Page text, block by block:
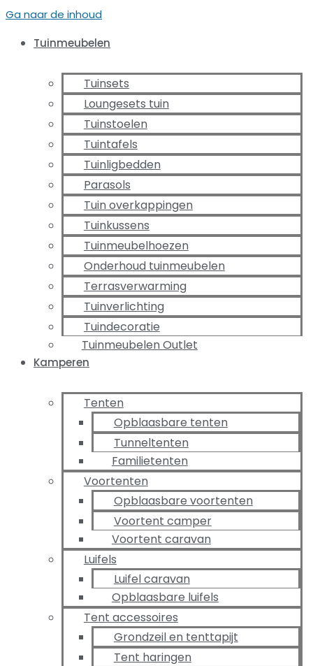
Ga naar de inhoud
Tuinmeubelen
Tuinsets
Loungesets tuin
Tuinstoelen
Tuintafels
Tuinligbedden
Parasols
Tuin overkappingen
Tuinkussens
Tuinmeubelhoezen
Onderhoud tuinmeubelen
Terrasverwarming
Tuinverlichting
Tuindecoratie
Tuinmeubelen Outlet
Kamperen
Tenten
Opblaasbare tenten
Tunneltenten
Familietenten
Voortenten
Opblaasbare voortenten
Voortent camper
Voortent caravan
Luifels
Luifel caravan
Opblaasbare luifels
Tent accessoires
Grondzeil en tenttapijt
Tent haringen